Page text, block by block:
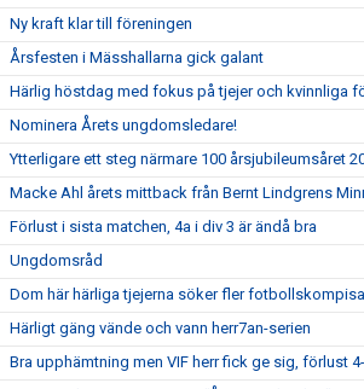
Ny kraft klar till föreningen
Årsfesten i Mässhallarna gick galant
Härlig höstdag med fokus på tjejer och kvinnliga
Nominera Årets ungdomsledare!
Ytterligare ett steg närmare 100 årsjubileumsåret
Macke Ahl årets mittback från Bernt Lindgrens
Förlust i sista matchen, 4a i div 3 är ändå bra
Ungdomsråd
Dom här härliga tjejerna söker fler
Härligt gäng vände och vann herr7an-serien
Bra upphämtning men VIF herr fick ge sig, förlust